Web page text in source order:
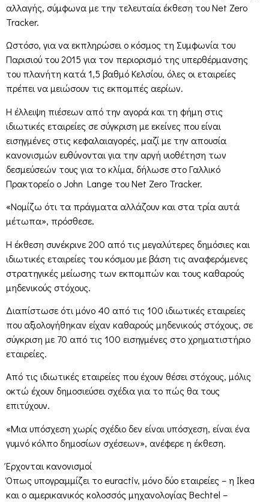
αλλαγής, σύμφωνα με την τελευταία έκθεση του Net Zero
Tracker.
Ωστόσο, για να εκπληρώσει ο κόσμος τη Συμφωνία του
Παρισιού του 2015 για τον περιορισμό της υπερθέρμανσης
του πλανήτη κατά 1,5 βαθμό Κελσίου, όλες οι εταιρείες
πρέπει να μειώσουν τις εκπομπές αερίων.
Η έλλειψη πιέσεων από την αγορά και τη φήμη στις
ιδιωτικές εταιρείες σε σύγκριση με εκείνες που είναι
εισηγμένες στις κεφαλαιαγορές, μαζί με την απουσία
κανονισμών ευθύνονται για την αργή υιοθέτηση των
δεσμεύσεών τους για το κλίμα, δήλωσε στο Γαλλικό
Πρακτορείο ο John Lange του Net Zero Tracker.
«Νομίζω ότι τα πράγματα αλλάζουν και στα τρία αυτά
μέτωπα», πρόσθεσε.
Η έκθεση συνέκρινε 200 από τις μεγαλύτερες δημόσιες και
ιδιωτικές εταιρείες του κόσμου με βάση τις αναφερόμενες
στρατηγικές μείωσης των εκπομπών και τους καθαρούς
μηδενικούς στόχους.
Διαπίστωσε ότι μόνο 40 από τις 100 ιδιωτικές εταιρείες
που αξιολογήθηκαν είχαν καθαρούς μηδενικούς στόχους, σε
σύγκριση με 70 από τις 100 εισηγμένες στο χρηματιστήριο
εταιρείες.
Από τις ιδιωτικές εταιρείες που έχουν θέσει στόχους, μόλις
οκτώ έχουν δημοσιεύσει σχέδια για το πώς θα τους
επιτύχουν.
«Μια υπόσχεση χωρίς σχέδιο δεν είναι υπόσχεση, είναι ένα
γυμνό κόλπο δημοσίων σχέσεων», ανέφερε η έκθεση.
Έρχονται κανονισμοί
Όπως υπογραμμίζει το euractiv, μόνο δύο εταιρείες – η Ikea
και ο αμερικανικός κολοσσός μηχανολογίας Bechtel –